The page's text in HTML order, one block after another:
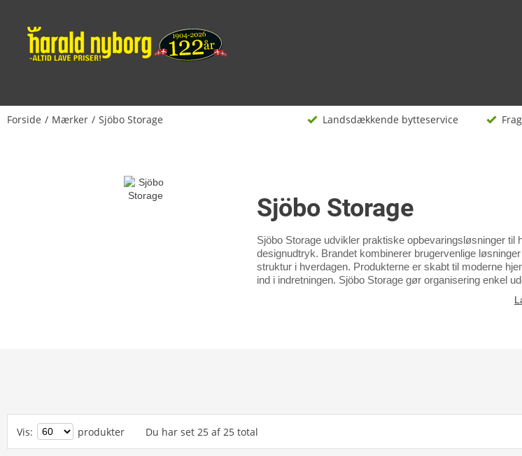
Forside Mærker Sjöbo Storage Landsdækkende bytteservice
Sjöbo Storage
Sjöbo Storage udvikler praktiske opbevaringsløsninger
designudtryk. Brandet kombinerer brugervenlige
struktur i hverdagen. Produkterne er skabt til moderne
ind i indretningen. Sjöbo Storage gør organisering enkel
Vis: produkter Du har set 25 af 25 total